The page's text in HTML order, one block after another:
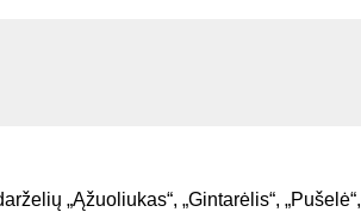
„Ąžuoliukas“, „Gintarėlis“, „Pušelė“,